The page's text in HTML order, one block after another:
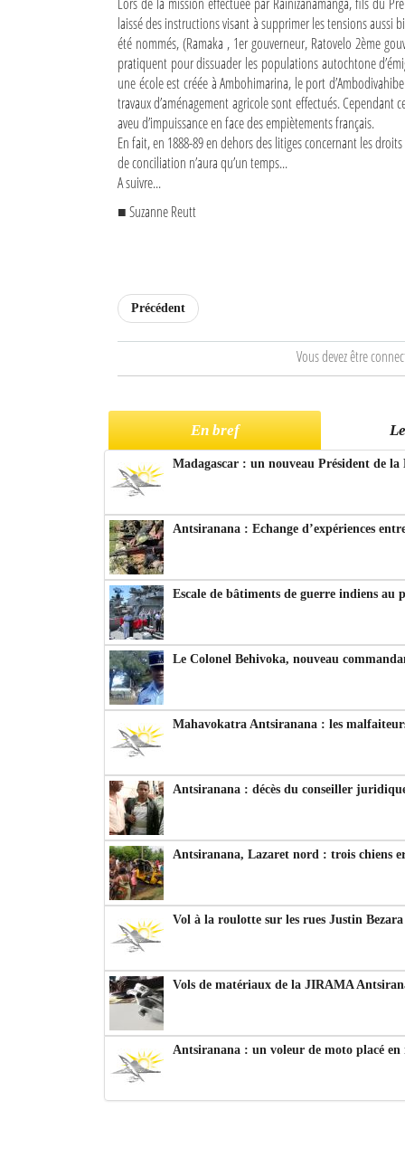
laissé des instructions visant à supprimer les tensions aussi
été nommés, (Ramaka , 1er gouverneur, Ratovelo 2ème
pratiquent pour dissuader les populations autochtone
une école est créée à Ambohimarina, le port
travaux d’aménagement agricole sont effectués. Cependant
aveu d’impuissance en face des empiètements français.
En fait, en 1888-89 en dehors des litiges concernant les
de conciliation n’aura qu’un temps...
A suivre...
■ Suzanne Reutt
Précédent
Vous devez être
En bref
Madagascar : un nouveau Président de
Antsiranana : Echange d’expériences
Escale de bâtiments de guerre indiens au
Le Colonel Behivoka, nouveau
Mahavokatra Antsiranana : les
Antsiranana : décès du conseiller
Antsiranana, Lazaret nord : trois chiens
Vol à la roulotte sur les rues Justin
Vols de matériaux de la JIRAMA
Antsiranana : un voleur de moto placé en